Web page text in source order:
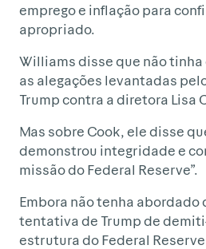
emprego e inflação para
apropriado.
Williams disse que não
as alegações levantadas
Trump contra a diretora Lisa
Mas sobre Cook, ele disse
demonstrou integridade e
missão do Federal Reserve”.
Embora não tenha
tentativa de Trump de
estrutura do Federal